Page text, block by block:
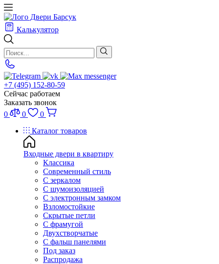
Калькулятор
+7 (495) 152-80-59
Сейчас работаем
Заказать звонок
0
0
0
Каталог товаров
Входные двери в квартиру
Классика
Современный стиль
С зеркалом
С шумоизоляцией
С электронным замком
Взломостойкие
Скрытые петли
С фрамугой
Двухстворчатые
С фальш панелями
Под заказ
Распродажа